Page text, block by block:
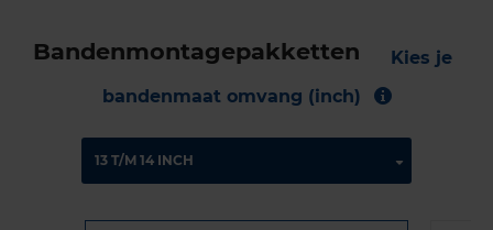
Bandenmontagepakketten
Kies je
bandenmaat omvang (inch)